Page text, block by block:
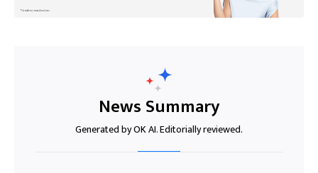
News Summary
Generated by OK AI. Editorially reviewed.